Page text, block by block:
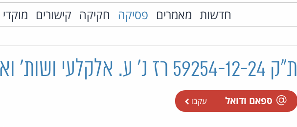
חדשות מאמרים פסיקה חקיקה קישורים
ת"ק 59254-12-24 רז נ' ע. אלקלעי ושות' ואח'
ספאם ודואל עקבו